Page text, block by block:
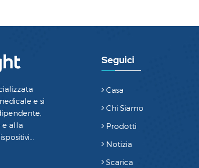
e si
e alla
che
Seguici
Casa
Chi Siamo
Prodotti
Notizia
Scarica